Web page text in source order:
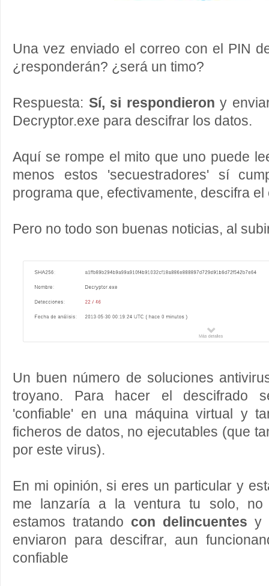
Una vez enviado el correo con el PIN
¿responderán? ¿será un timo?
Respuesta: Sí, si respondieron y
Decryptor.exe para descifrar los datos.
Aquí se rompe el mito que uno puede
menos estos 'secuestradores' sí
programa que, efectivamente, descifra el
Pero no todo son buenas noticias, al
Un buen número de soluciones
troyano. Para hacer el descifrado
'confiable' en una máquina virtual y
ficheros de datos, no ejecutables (que
por este virus).
En mi opinión, si eres un particular y
me lanzaría a la ventura tu solo,
estamos tratando con delincuentes y
enviaron para descifrar, aun
confiable